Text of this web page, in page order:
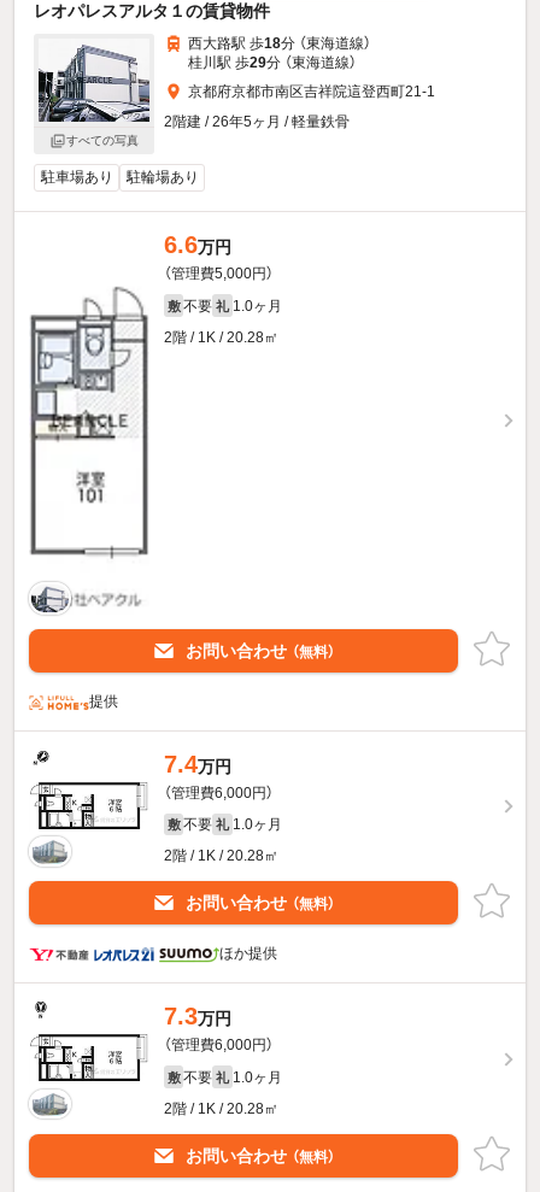
レオパレスアルタ１の賃貸物件
すべての写真
西大路駅 歩18分 （東海道線）
桂川駅 歩29分 （東海道線）
京都府京都市南区吉祥院這登西町21-1
2階建 / 26年5ヶ月 / 軽量鉄骨
駐車場あり 駐輪場あり
6.6万円
（管理費5,000円）
敷 不要 礼 1.0ヶ月
2階 / 1K / 20.28㎡
お問い合わせ （無料）
提供
7.4万円
（管理費6,000円）
敷 不要 礼 1.0ヶ月
2階 / 1K / 20.28㎡
お問い合わせ （無料）
ほか提供
7.3万円
（管理費6,000円）
敷 不要 礼 1.0ヶ月
2階 / 1K / 20.28㎡
お問い合わせ （無料）